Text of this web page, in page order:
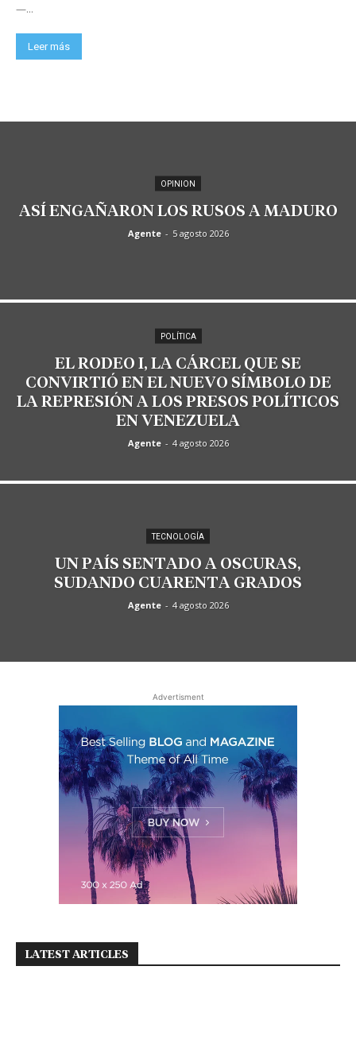
—...
Leer más
OPINION
ASÍ ENGAÑARON LOS RUSOS A MADURO
Agente - 5 agosto 2026
POLÍTICA
EL RODEO I, LA CÁRCEL QUE SE
CONVIRTIÓ EN EL NUEVO SÍMBOLO DE
LA REPRESIÓN A LOS PRESOS POLÍTICOS
EN VENEZUELA
Agente - 4 agosto 2026
TECNOLOGÍA
UN PAÍS SENTADO A OSCURAS,
SUDANDO CUARENTA GRADOS
Agente - 4 agosto 2026
Advertisment
LATEST ARTICLES